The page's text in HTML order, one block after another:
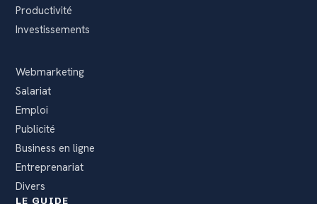
Productivité
Investissements
Webmarketing
Salariat
Emploi
Publicité
Business en ligne
Entreprenariat
Divers
LE GUIDE